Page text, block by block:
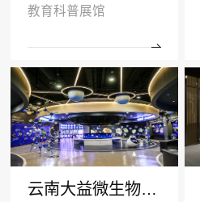
教育科普展馆
云南大益微生物奥秘厅效果图